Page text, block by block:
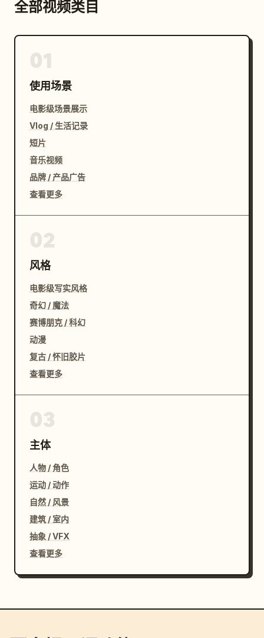
全部视频类目
使用场景
电影级场景展示
Vlog / 生活记录
短片
音乐视频
品牌 / 产品广告
查看更多
风格
电影级写实风格
奇幻 / 魔法
赛博朋克 / 科幻
动漫
复古 / 怀旧胶片
查看更多
主体
人物 / 角色
运动 / 动作
自然 / 风景
建筑 / 室内
抽象 / VFX
查看更多